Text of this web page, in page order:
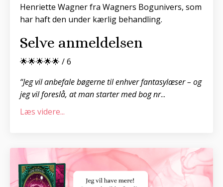
Henriette Wagner fra Wagners Bogunivers, som
har haft den under kærlig behandling.
Selve anmeldelsen
🌟🌟🌟🌟🌟 / 6
“Jeg vil anbefale bøgerne til enhver fantasylæser – og
jeg vil foreslå, at man starter med bog nr...
Læs videre...